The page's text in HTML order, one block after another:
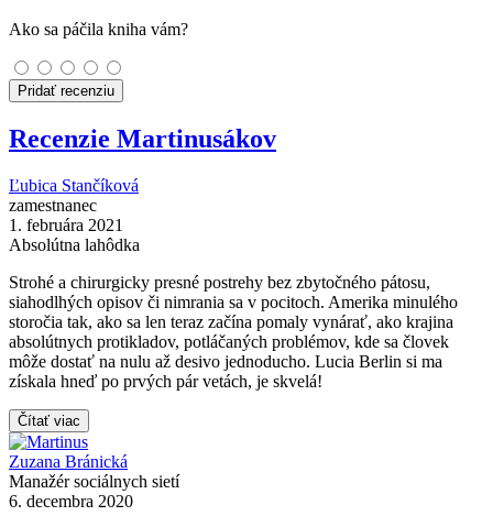
Ako sa páčila kniha vám?
Pridať recenziu
Recenzie Martinusákov
Ľubica Stančíková
zamestnanec
1. februára 2021
Absolútna lahôdka
Strohé a chirurgicky presné postrehy bez zbytočného pátosu,
siahodlhých opisov či nimrania sa v pocitoch. Amerika minulého
storočia tak, ako sa len teraz začína pomaly vynárať, ako krajina
absolútnych protikladov, potláčaných problémov, kde sa človek
môže dostať na nulu až desivo jednoducho. Lucia Berlin si ma
získala hneď po prvých pár vetách, je skvelá!
Čítať viac
Zuzana Bránická
Manažér sociálnych sietí
6. decembra 2020